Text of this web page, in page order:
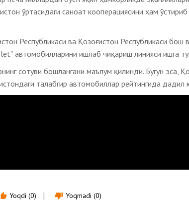
ўртасидаги саноат кооперациясини ҳам
Республикаси ва Қозоғистон Республикаси бош
автомобилларини ишлаб чиқариш линияси ишга
сотуви бошлангани маълум қилинди. Бугун эса,
талабгир автомобиллар рейтингида
Yoqdi (0) thumb_down Yoqmadi (0)